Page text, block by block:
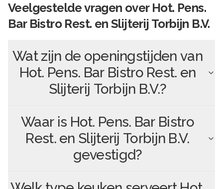
Veelgestelde vragen over Hot. Pens.
Bar Bistro Rest. en Slijterij Torbijn B.V.
Wat zijn de openingstijden van
Hot. Pens. Bar Bistro Rest. en
Slijterij Torbijn B.V.?
Waar is Hot. Pens. Bar Bistro
Rest. en Slijterij Torbijn B.V.
gevestigd?